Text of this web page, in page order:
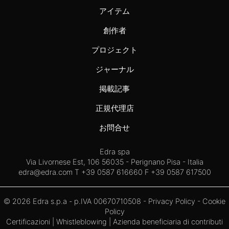
アイテム
創作者
プロジェクト
ジャーナル
掲載記事
正規代理店
お問合せ
Edra spa
Via Livornese Est, 106 56035 - Perignano Pisa - Italia
edra@edra.com T +39 0587 616660 F +39 0587 617500
© 2026 Edra s.p.a - p.IVA 00670710508 - Privacy Policy - Cookie
Policy
Certificazioni
Whistleblowing | Azienda beneficiaria di contributi